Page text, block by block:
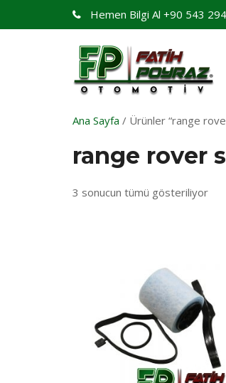
Hemen Bilgi Al +90 543
Ana Sayfa / Ürünler “range
range rover
3 sonucun tümü gösteriliyor